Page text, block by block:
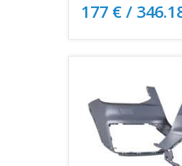
177 € /